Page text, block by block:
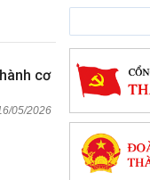
cơ
05/2026